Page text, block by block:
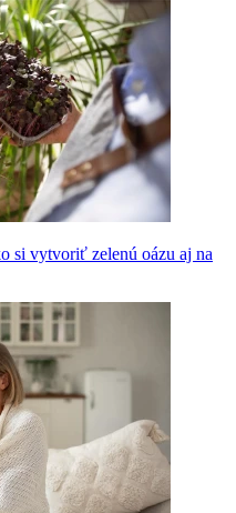
si vytvoriť zelenú oázu aj na